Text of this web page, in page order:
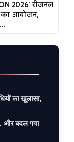
2026' रीजनल
आयोजन,
का खुलासा,
और बदल गया